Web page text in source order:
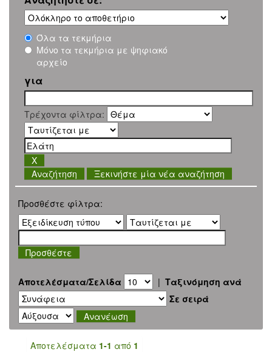
Όλα τα τεκμήρια
Μόνο τα τεκμήρια με ψηφιακό
αρχείο
για
Τρέχοντα φίλτρα:
Ξεκινήστε μία νέα αναζήτηση
Προσθέστε φίλτρα:
Αποτελέσματα/Σελίδα | Ταξινόμηση ανά
Σε σειρά
Αποτελέσματα 1-1 από 1